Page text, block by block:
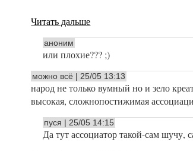
Читать дальше
аноним
или плохие??? ;)
можно всё | 25/05 13:13
народ не только вумный но и зело
высокая, сложнопостижимая
пуся | 25/05 14:15
Да тут ассоциатор такой-сам шучу,